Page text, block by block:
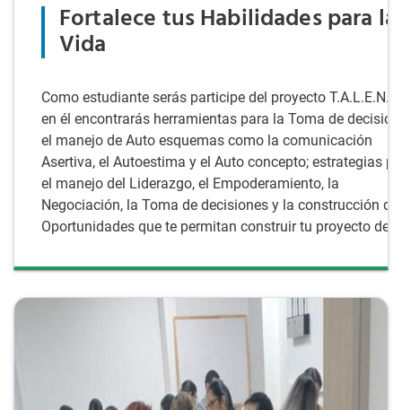
Fortalece tus Habilidades para la
Vida
Como estudiante serás participe del proyecto
en él encontrarás herramientas para la Toma de
el manejo de Auto esquemas como la comunicación
Asertiva, el Autoestima y el Auto concepto; estrategias
el manejo del Liderazgo, el Empoderamiento, la
Negociación, la Toma de decisiones y la construcción de
Oportunidades que te permitan construir tu proyecto de